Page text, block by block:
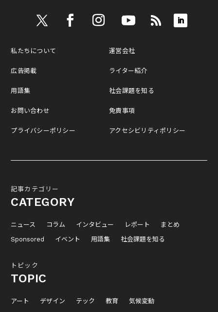
私たちについて
広告掲載
用語集
お問い合わせ
プライバシーポリシー
運営会社
ライター紹介
社会課題を知る
免責事項
アクセシビリティポリシー
記事カテゴリー
CATEGORY
ニュース コラム インタビュー レポート
まとめ
Sponsored
イベント 用語集 社会課題を知る
トピック
TOPIC
アート デザイン テック 教育
気候変動